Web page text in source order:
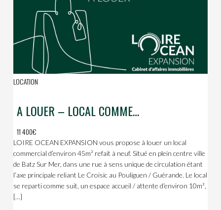
LOCATION
A LOUER – LOCAL COMMERCIAL / BUREAUX – BATZ SUR MER HYPER CENTRE
11 400€
LOIRE OCEAN EXPANSION vous propose à louer un local
commercial d’environ 45m² refait à neuf. Situé en plein centre ville
de Batz Sur Mer, dans une rue à sens unique de circulation étant
l’axe principale reliant Le Croisic au Pouliguen / Guérande. Le local
se reparti comme suit, un espace accueil / attente d’environ 10m²,
[…]